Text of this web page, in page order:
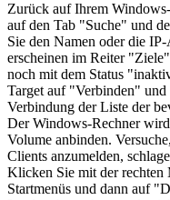
Zurück auf Ihrem
auf den Tab "Suche" und
Sie den Namen oder die
erscheinen im Reiter
noch mit dem Status
Target auf "Verbinden"
Verbindung der Liste der
Der Windows-Rechner
Volume anbinden.
Clients anzumelden,
Klicken Sie mit der rechten
Startmenüs und dann auf